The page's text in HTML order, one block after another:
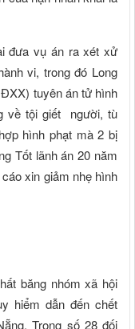
đưa vụ án ra xét xử
vi, trong đó Long
tuyên án tử hình
về tội giết người, tù
hình phạt mà 2 bị
Tốt lãnh án 20 năm
xin giảm nhẹ hình
băng nhóm xã hội
hiểm dẫn đến chết
Trong số 28 đối